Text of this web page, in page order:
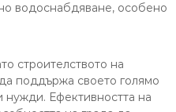
водоснабдяване, особено
строителството на
поддържа своето голямо
нужди. Ефективността на